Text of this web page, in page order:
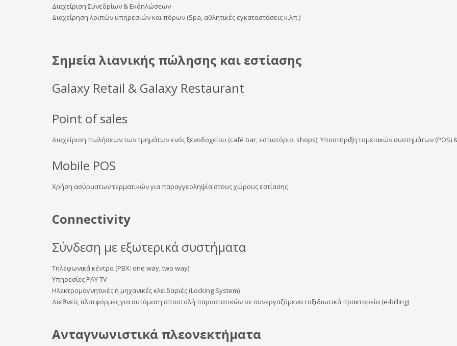
Διαχείριση Συνεδρίων & Εκδηλώσεων
Διαχείρηση λοιπών υπηρεσιών και πόρων (Spa, αθλητικές εγκαταστάσεις κ.λπ.)
Σημεία λιανικής πώλησης και εστίασης
Galaxy Retail & Galaxy Restaurant
Point of sales
Διαχείριση πωλήσεων των τμημάτων ενός ξενοδοχείου (café bar, εστιατόριο, shops). Υποστήριξη ταμειακών συστημάτων (POS)
Mobile POS
Χρήση ασύρματων τερματικών για παραγγεοληψία στους χώρους εστίασης
Connectivity
Σύνδεση με εξωτερικά συστήματα
Τηλεφωνικά κέντρα (PBX: one way, two way)
Υπηρεσίες PAY TV
Ηλεκτρομαγνητικές ή μηχανικές κλειδαριές (Locking System)
Διεθνείς πλατφόρμες για αυτόματη αποστολή παραστατικών σε συνεργαζόμενα ταξιδιωτικά πρακτορεία (e-billing)
Ανταγνωνιστικά πλεονεκτήματα